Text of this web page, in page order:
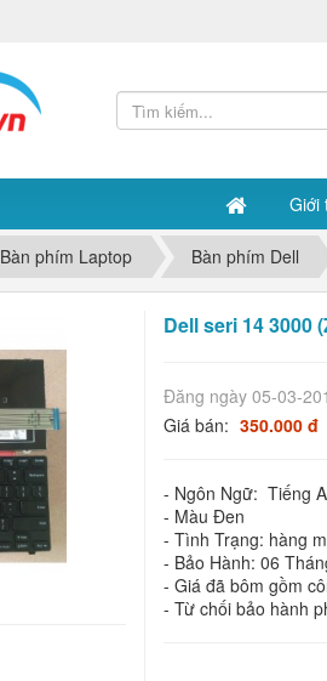
Giới
Bàn phím Laptop Bàn phím Dell
Dell seri 14 3000
Đăng ngày 05-03-
Giá bán: 350.000 đ
- Ngôn Ngữ: Tiếng
- Màu Đen
- Tình Trạng: hàng
- Bảo Hành: 06
- Giá đã bôm gồm
- Từ chối bảo hành